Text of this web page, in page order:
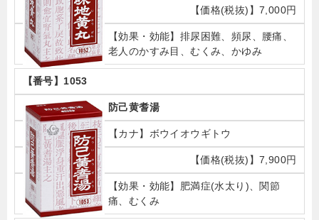
7,000円
排尿困難、頻尿、腰痛、
老人のかすみ目、むくみ、かゆみ
1053
防己黄耆湯
ボウイオウギトウ
7,900円
肥満症(水太り)、関節
痛、むくみ